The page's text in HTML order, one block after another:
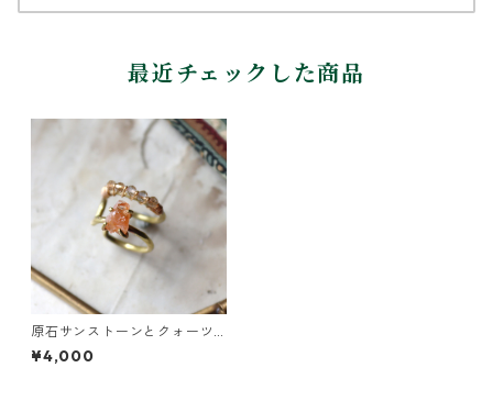
最近チェックした商品
原石サンストーンとクォーツ
の2連イヤーカフ
¥4,000